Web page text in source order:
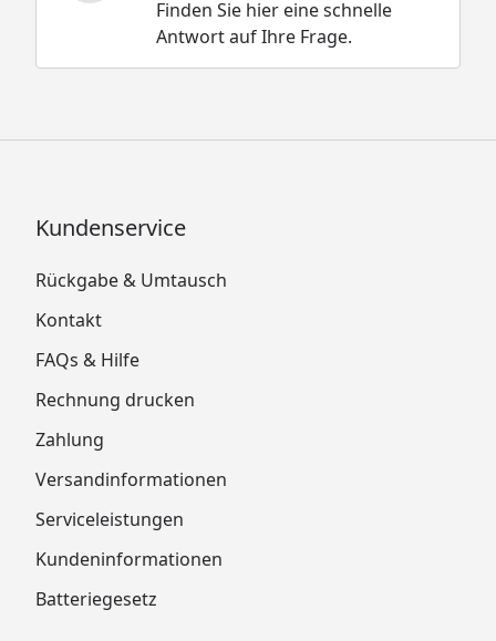
Finden Sie hier eine schnelle
Antwort auf Ihre Frage.
Kundenservice
Rückgabe & Umtausch
Kontakt
FAQs & Hilfe
Rechnung drucken
Zahlung
Versandinformationen
Serviceleistungen
Kundeninformationen
Batteriegesetz